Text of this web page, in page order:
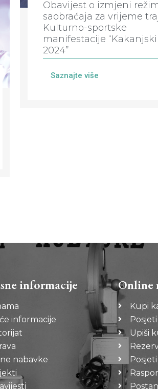
Obavijest o izmjeni
saobraćaja za vrijeme
Kulturno-sportske
manifestacije
2024”
Saznajte više
informacije
informacije
nabavke
Online
Kupi
Upiši